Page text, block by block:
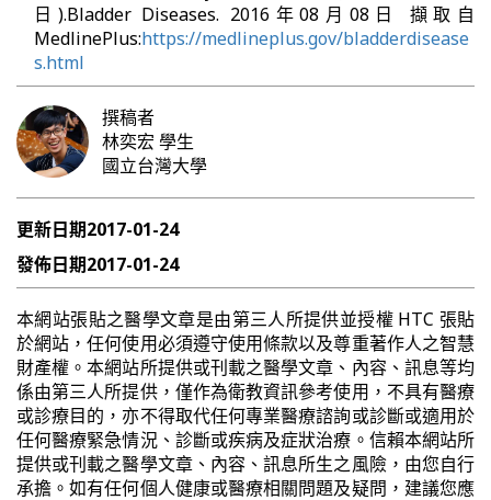
日).Bladder Diseases. 2016年08月08日 擷取自
MedlinePlus:https://medlineplus.gov/bladderdisease
s.html
撰稿者
林奕宏 學生
國立台灣大學
更新日期2017-01-24
發佈日期2017-01-24
本網站張貼之醫學文章是由第三人所提供並授權 HTC 張貼
於網站，任何使用必須遵守使用條款以及尊重著作人之智慧
財產權。本網站所提供或刊載之醫學文章、內容、訊息等均
係由第三人所提供，僅作為衛教資訊參考使用，不具有醫療
或診療目的，亦不得取代任何專業醫療諮詢或診斷或適用於
任何醫療緊急情況、診斷或疾病及症狀治療。信賴本網站所
提供或刊載之醫學文章、內容、訊息所生之風險，由您自行
承擔。如有任何個人健康或醫療相關問題及疑問，建議您應